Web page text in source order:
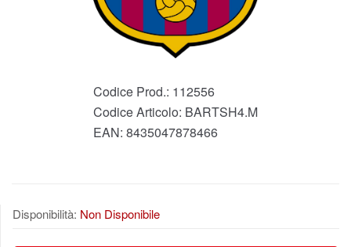
Codice Prod.: 112556
Codice Articolo: BARTSH4.M
EAN: 8435047878466
Disponibilità: Non Disponibile